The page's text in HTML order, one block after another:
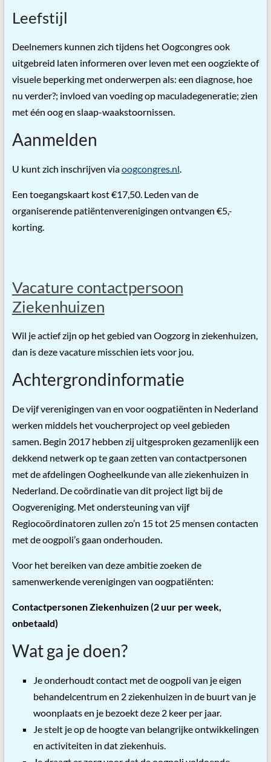
Leefstijl
Deelnemers kunnen zich tijdens het Oogcongres ook
uitgebreid laten informeren over leven met een oogziekte of
visuele beperking met onderwerpen als: een diagnose, hoe
nu verder?; invloed van voeding op maculadegeneratie; zien
met één oog en slaap-waakstoornissen.
Aanmelden
U kunt zich inschrijven viaoogcongres.nl.
Een toegangskaart kost €17,50. Leden van de
organiserende patiëntenverenigingen ontvangen €5,-
korting.
Vacature contactpersoon
Ziekenhuizen
Wil je actief zijn op het gebied van Oogzorg in ziekenhuizen,
dan is deze vacature misschien iets voor jou.
Achtergrondinformatie
De vijf verenigingen van en voor oogpatiënten in Nederland
werken middels het voucherproject op veel gebieden
samen. Begin 2017 hebben zij uitgesproken gezamenlijk een
dekkend netwerk op te gaan zetten van contactpersonen
met de afdelingen Oogheelkunde van alle ziekenhuizen in
Nederland. De coördinatie van dit project ligt bij de
Oogvereniging. Met ondersteuning van vijf
Regiocoördinatoren zullen zo’n 15 tot 25 mensen contacten
met de oogpoli’s gaan onderhouden.
Voor het bereiken van deze ambitie zoeken de
samenwerkende verenigingen van oogpatiënten:
Contactpersonen Ziekenhuizen (2 uur per week,
onbetaald)
Wat ga je doen?
Je onderhoudt contact met de oogpoli van je eigen
behandelcentrum en 2 ziekenhuizen in de buurt van je
woonplaats en je bezoekt deze 2 keer per jaar.
Je stelt je op de hoogte van belangrijke ontwikkelingen
en activiteiten in dat ziekenhuis.